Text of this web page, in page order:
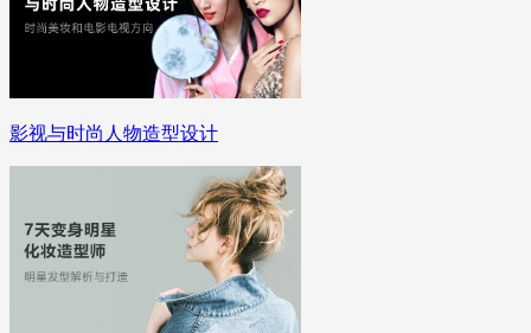
影视与时尚人物造型设计